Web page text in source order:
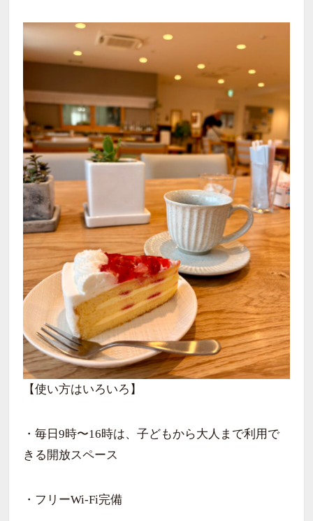
【使い方はいろいろ】
・毎日9時〜16時は、子どもから大人まで利用で
きる開放スペース
・フリーWi-Fi完備